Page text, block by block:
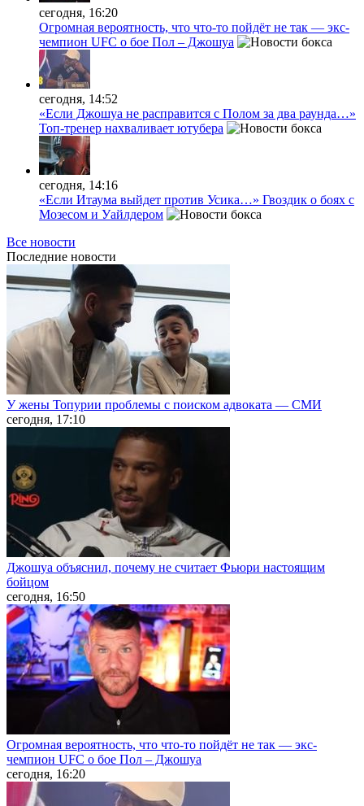
сегодня, 16:20
Огромная вероятность, что что-то пойдёт не так — экс-
чемпион UFC о бое Пол – Джошуа
сегодня, 14:52
«Если Джошуа не расправится с Полом за два раунда…»
Топ-тренер нахваливает ютубера
сегодня, 14:16
«Если Итаума выйдет против Усика…» Гвоздик о боях с
Мозесом и Уайлдером
Все новости
Последние новости
У жены Топурии проблемы с поиском адвоката — СМИ
сегодня, 17:10
Джошуа объяснил, почему не считает Фьюри настоящим
бойцом
сегодня, 16:50
Огромная вероятность, что что-то пойдёт не так — экс-
чемпион UFC о бое Пол – Джошуа
сегодня, 16:20